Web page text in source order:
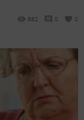
682 0 0